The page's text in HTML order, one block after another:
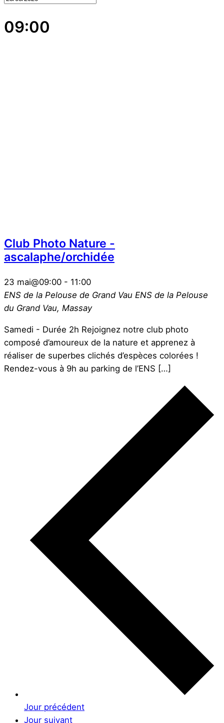
09:00
Club Photo Nature -
ascalaphe/orchidée
23 mai@09:00 - 11:00
ENS de la Pelouse de Grand Vau ENS de la Pelouse
du Grand Vau, Massay
Samedi - Durée 2h Rejoignez notre club photo
composé d’amoureux de la nature et apprenez à
réaliser de superbes clichés d’espèces colorées !
Rendez-vous à 9h au parking de l’ENS […]
Jour précédent
Jour suivant